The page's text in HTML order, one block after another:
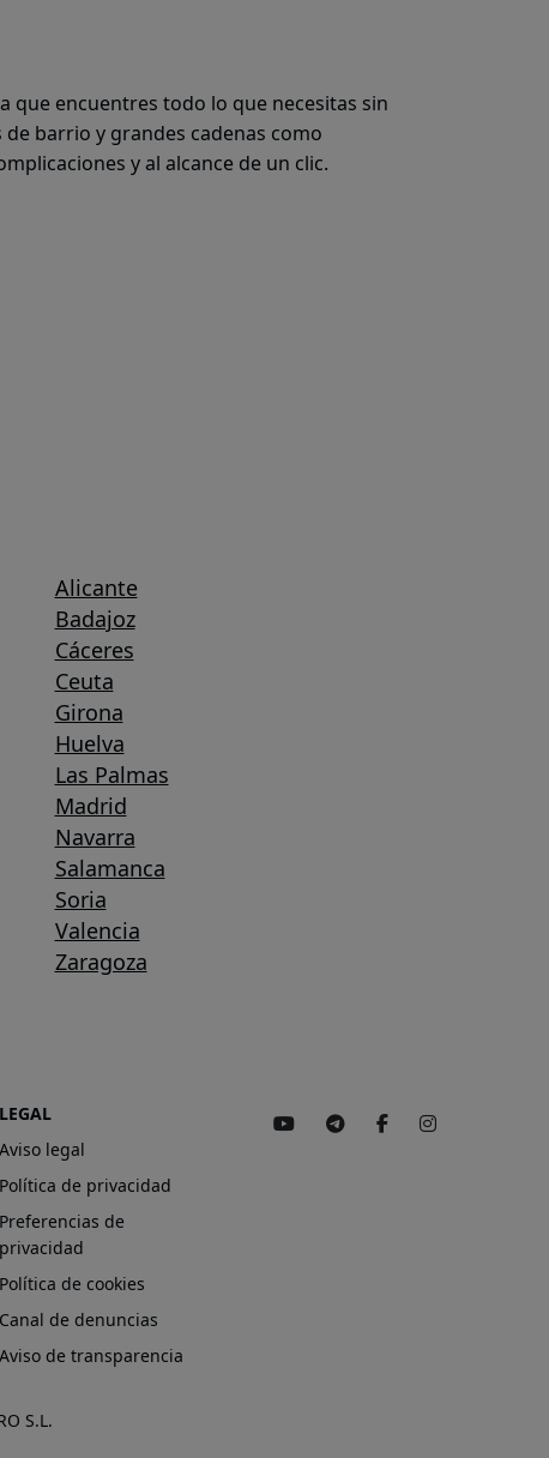
que encuentres todo lo que necesitas sin
barrio y grandes cadenas como
y al alcance de un clic.
Alicante
Badajoz
Cáceres
Ceuta
Girona
Huelva
Las Palmas
Madrid
Navarra
Salamanca
Soria
Valencia
Zaragoza
LEGAL
Aviso legal
Política de privacidad
Preferencias de
privacidad
Política de cookies
Canal de denuncias
Aviso de transparencia
S.L.